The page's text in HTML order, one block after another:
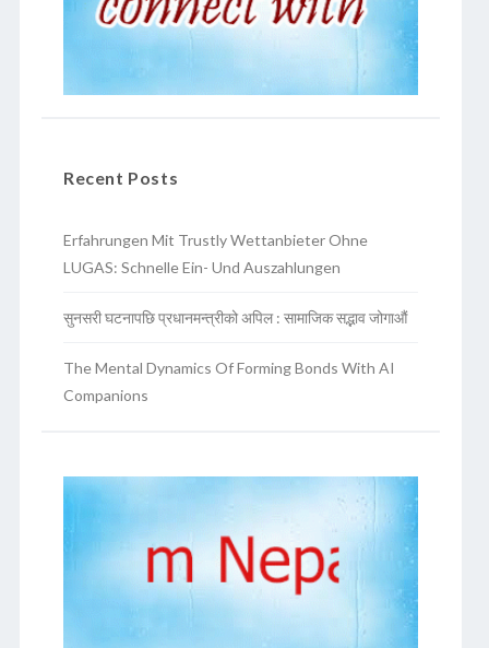
Recent Posts
Erfahrungen Mit Trustly Wettanbieter Ohne
LUGAS: Schnelle Ein- Und Auszahlungen
सुनसरी घटनापछि प्रधानमन्त्रीको अपिल : सामाजिक सद्भाव जोगाऔं
The Mental Dynamics Of Forming Bonds With AI
Companions